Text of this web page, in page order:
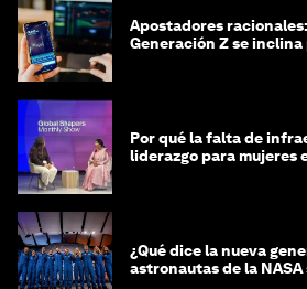
Apostadores
Generación Z se
Por qué la falta de
liderazgo para mujeres
¿Qué dice la nueva
astronautas de la